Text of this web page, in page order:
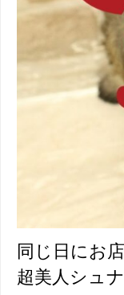
同じ日にお
超美人シュ